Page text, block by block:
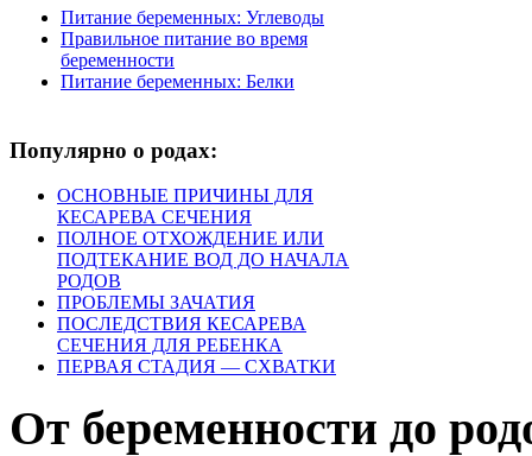
Питание беременных: Углеводы
Правильное питание во время
беременности
Питание беременных: Белки
Популярно о родах:
ОСНОВНЫЕ ПРИЧИНЫ ДЛЯ
КЕСАРЕВА СЕЧЕНИЯ
ПОЛНОЕ ОТХОЖДЕНИЕ ИЛИ
ПОДТЕКАНИЕ ВОД ДО НАЧАЛА
РОДОВ
ПРОБЛЕМЫ ЗАЧАТИЯ
ПОСЛЕДСТВИЯ КЕСАРЕВА
СЕЧЕНИЯ ДЛЯ РЕБЕНКА
ПЕРВАЯ СТАДИЯ — СХВАТКИ
От беременности до